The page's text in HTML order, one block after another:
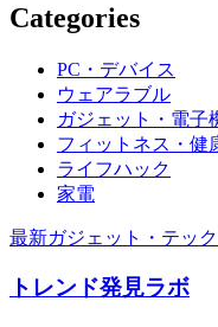
Categories
PC・デバイス
ウェアラブル
ガジェット・電子
フィットネス・健
ライフハック
家電
最新ガジェット・テッ
トレンド発見ラボ